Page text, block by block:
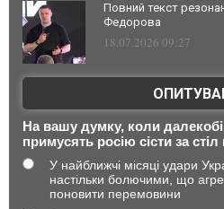
Повний текст
Федорова
18.07.2026 09:27
На вашу думку, коли
примусять росію сісти за стіл
У найближчі місяці удари
настільки болючими, що
поновити перемовини